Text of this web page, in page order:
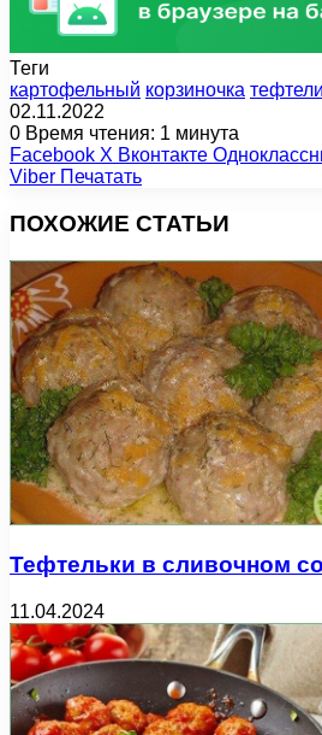
Теги
картофельный корзиночка тефтели
02.11.2022
0 Время чтения: 1 минута
Facebook X Вконтакте
Viber Печатать
ПОХОЖИЕ СТАТЬИ
Тефтельки в сливочном
11.04.2024